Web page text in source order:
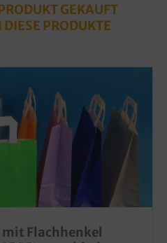
GEKAUFT
PRODUKTE
Flachhenkel